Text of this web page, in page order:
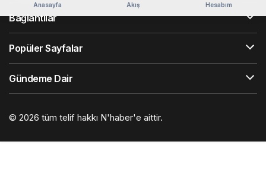
Anasayfa Akış Hesabım
Bağlantılar
Popüler Sayfalar
Gündeme Dair
© 2026 tüm telif hakkı N'haber'e aittir.